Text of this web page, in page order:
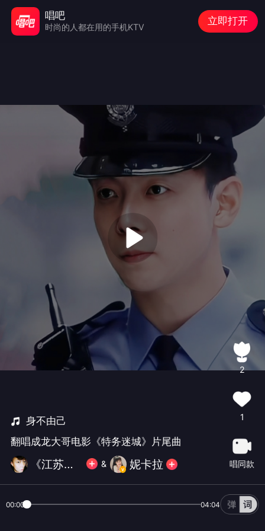
身不由己
翻唱成龙大哥电影《特务迷城》片尾曲
《江苏扩世》 & 妮卡拉
2
1
唱同款
00:00 04:04
唱吧
时尚的人都在用的手机KTV
立即打开